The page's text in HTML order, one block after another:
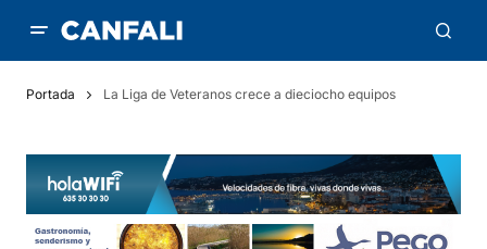
Portada La Liga de Veteranos crece a dieciocho equipos